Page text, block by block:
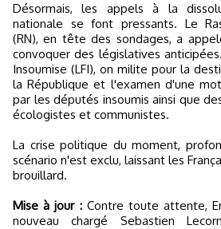
Désormais, les appels à la
nationale se font pressants. Le
(RN), en tête des sondages, a
convoquer des législatives
Insoumise (LFI), on milite pour la
la République et l'examen d'une
par les députés insoumis ainsi que
écologistes et communistes.
La crise politique du moment,
scénario n'est exclu, laissant les
brouillard.
Mise à jour :Contre toute attente,
nouveau chargé Sebastien